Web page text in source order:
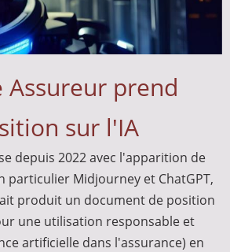
Assureur prend
sur l'IA
depuis 2022 avec l'apparition de
particulier Midjourney et ChatGPT,
produit un document de position
une utilisation responsable et
artificielle dans l'assurance) en